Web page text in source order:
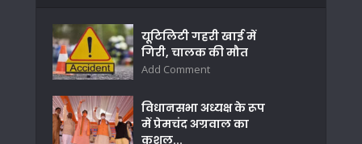
यूटिलिटी गहरी खाई में
गिरी, चालक की मौत
Add Comment
विधानसभा अध्यक्ष के रूप
में प्रेमचंद अग्रवाल का
कुशल...